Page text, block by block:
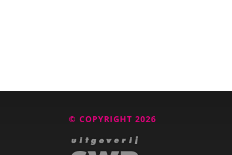
© COPYRIGHT 2026